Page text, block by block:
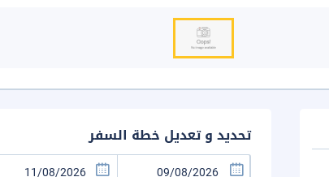
تحديد و تعديل خطة السفر